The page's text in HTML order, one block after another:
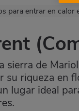
sierra de
su riqueza en
lugar ideal